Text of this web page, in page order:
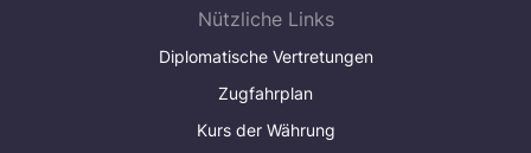
Nützliche Links
Diplomatische Vertretungen
Zugfahrplan
Kurs der Währung